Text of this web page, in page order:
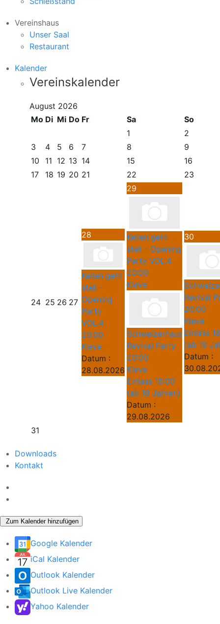
Vereinshaus
Unser Saal
Restaurant
Kalender
Vereinskalender
August 2026
Mo Di Mi Do Fr Sa
So
1
2
3
4 5 6 7 8
9
10
11 12 13 14 15
16
17
18 19 20 21 22 23
24 25 26 27
28
Kellen geht
steil -
Opening
Party
VOL.4
20:00
Kleve
Datum :
28.08.2026
29
Kellen geht
steil - Opening
Party VOL.4
20:00
Kleve
Schweizerhaus
Revival Party
20:00
Kleve
Einlass 18:00
(ab 18 Jahren)
Datum :
29.08.2026
30
Revival
20:00
Kleve
Einlass
(ab 18
Datum :
31
Downloads
Kontakt
Zum Kalender hinzufügen
Google Kalender
iCal Kalender
Outlook Kalender
Outlook Live Kalender
Yahoo Kalender